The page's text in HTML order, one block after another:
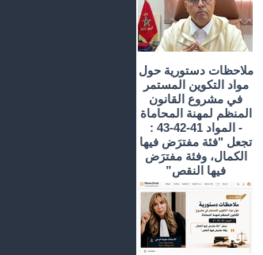
ملاحظات دستورية حول
مواد التكوين المستمر
في مشروع القانون
المنظم لمهنة المحاماة
- المواد 41-42-43 :
تجعل "فئة مفترَض فيها
الكمال، وفئة مفترَض
فيها النقص”